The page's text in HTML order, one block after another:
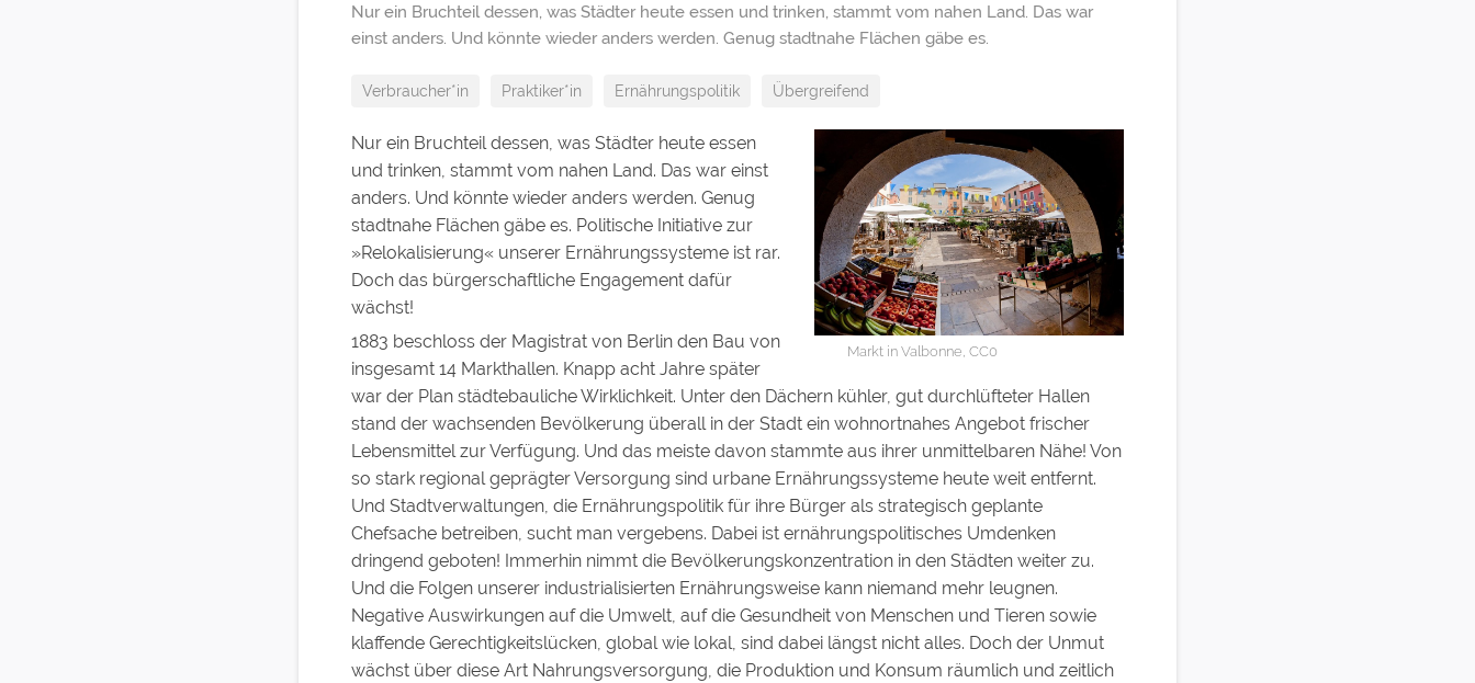
Nur ein Bruchteil dessen, was Städter heute essen und trinken, stammt vom nahen Land. Das war
einst anders. Und könnte wieder anders werden. Genug stadtnahe Flächen gäbe es.
Verbraucher*in Praktiker*in Ernährungspolitik Übergreifend
Markt in Valbonne, CC0
Nur ein Bruchteil dessen, was Städter heute essen
und trinken, stammt vom nahen Land. Das war einst
anders. Und könnte wieder anders werden. Genug
stadtnahe Flächen gäbe es. Politische Initiative zur
»Relokalisierung« unserer Ernährungssysteme ist rar.
Doch das bürgerschaftliche Engagement dafür
wächst!
1883 beschloss der Magistrat von Berlin den Bau von
insgesamt 14 Markthallen. Knapp acht Jahre später
war der Plan städtebauliche Wirklichkeit. Unter den Dächern kühler, gut durchlüfteter Hallen
stand der wachsenden Bevölkerung überall in der Stadt ein wohnortnahes Angebot frischer
Lebensmittel zur Verfügung. Und das meiste davon stammte aus ihrer unmittelbaren Nähe! Von
so stark regional geprägter Versorgung sind urbane Ernährungssysteme heute weit entfernt.
Und Stadtverwaltungen, die Ernährungspolitik für ihre Bürger als strategisch geplante
Chefsache betreiben, sucht man vergebens. Dabei ist ernährungspolitisches Umdenken
dringend geboten! Immerhin nimmt die Bevölkerungskonzentration in den Städten weiter zu.
Und die Folgen unserer industrialisierten Ernährungsweise kann niemand mehr leugnen.
Negative Auswirkungen auf die Umwelt, auf die Gesundheit von Menschen und Tieren sowie
klaffende Gerechtigkeitslücken, global wie lokal, sind dabei längst nicht alles. Doch der Unmut
wächst über diese Art Nahrungsversorgung, die Produktion und Konsum räumlich und zeitlich